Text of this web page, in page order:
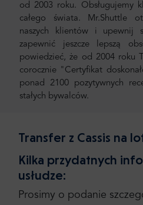
od 2003 roku. Obsługujemy
całego świata. Mr.Shuttle
naszych klientów i upewnij
zapewnić jeszcze lepszą
powiedzieć, że od 2004 roku
corocznie "Certyfikat
ponad 2100 pozytywnych
stałych bywalców.
Transfer z Cassis na
Kilka przydatnych
usłudze:
Prosimy o podanie